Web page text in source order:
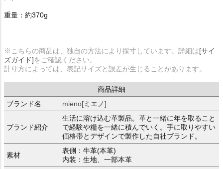
重量：約370g
※こちらの商品は、独自の方法により採寸しています。詳細は[サイ
ズガイド]をご確認ください。
計り方によっては、表記サイズと誤差が生じることがあります。
商品詳細
ブランド名
mieno[ミエノ]
ブランド紹介
生活に溶け込む革製品。革と一緒に年を取ること
で経験や糧を一緒に積んでいく。手に取りやすい
価格帯とデザインで製作した自社ブランド。
素材
表側：牛革(本革)
内装：生地、一部本革